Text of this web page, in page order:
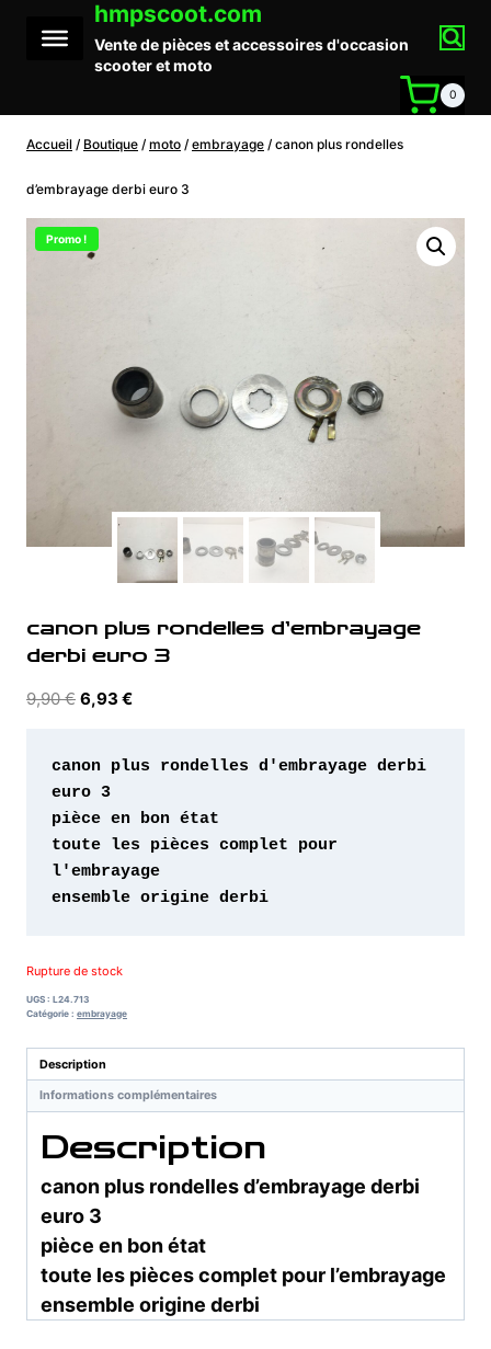
contenu
hmpscoot.com
Vente de pièces et accessoires d'occasion
scooter et moto
0
Accueil / Boutique / moto / embrayage / canon plus rondelles
d’embrayage derbi euro 3
Promo !
canon plus rondelles d’embrayage
derbi euro 3
9,90€ Le
était :
9,90 €.
6,93 €Le
est :
canon plus rondelles d'embrayage derbi
euro 3
pièce en bon état
toute les pièces complet pour
l'embrayage
ensemble origine derbi
Rupture de stock
UGS : L24.713
Catégorie : embrayage
Description
Informations complémentaires
Description
canon plus rondelles d’embrayage derbi
euro 3
pièce en bon état
toute les pièces complet pour l’embrayage
ensemble origine derbi